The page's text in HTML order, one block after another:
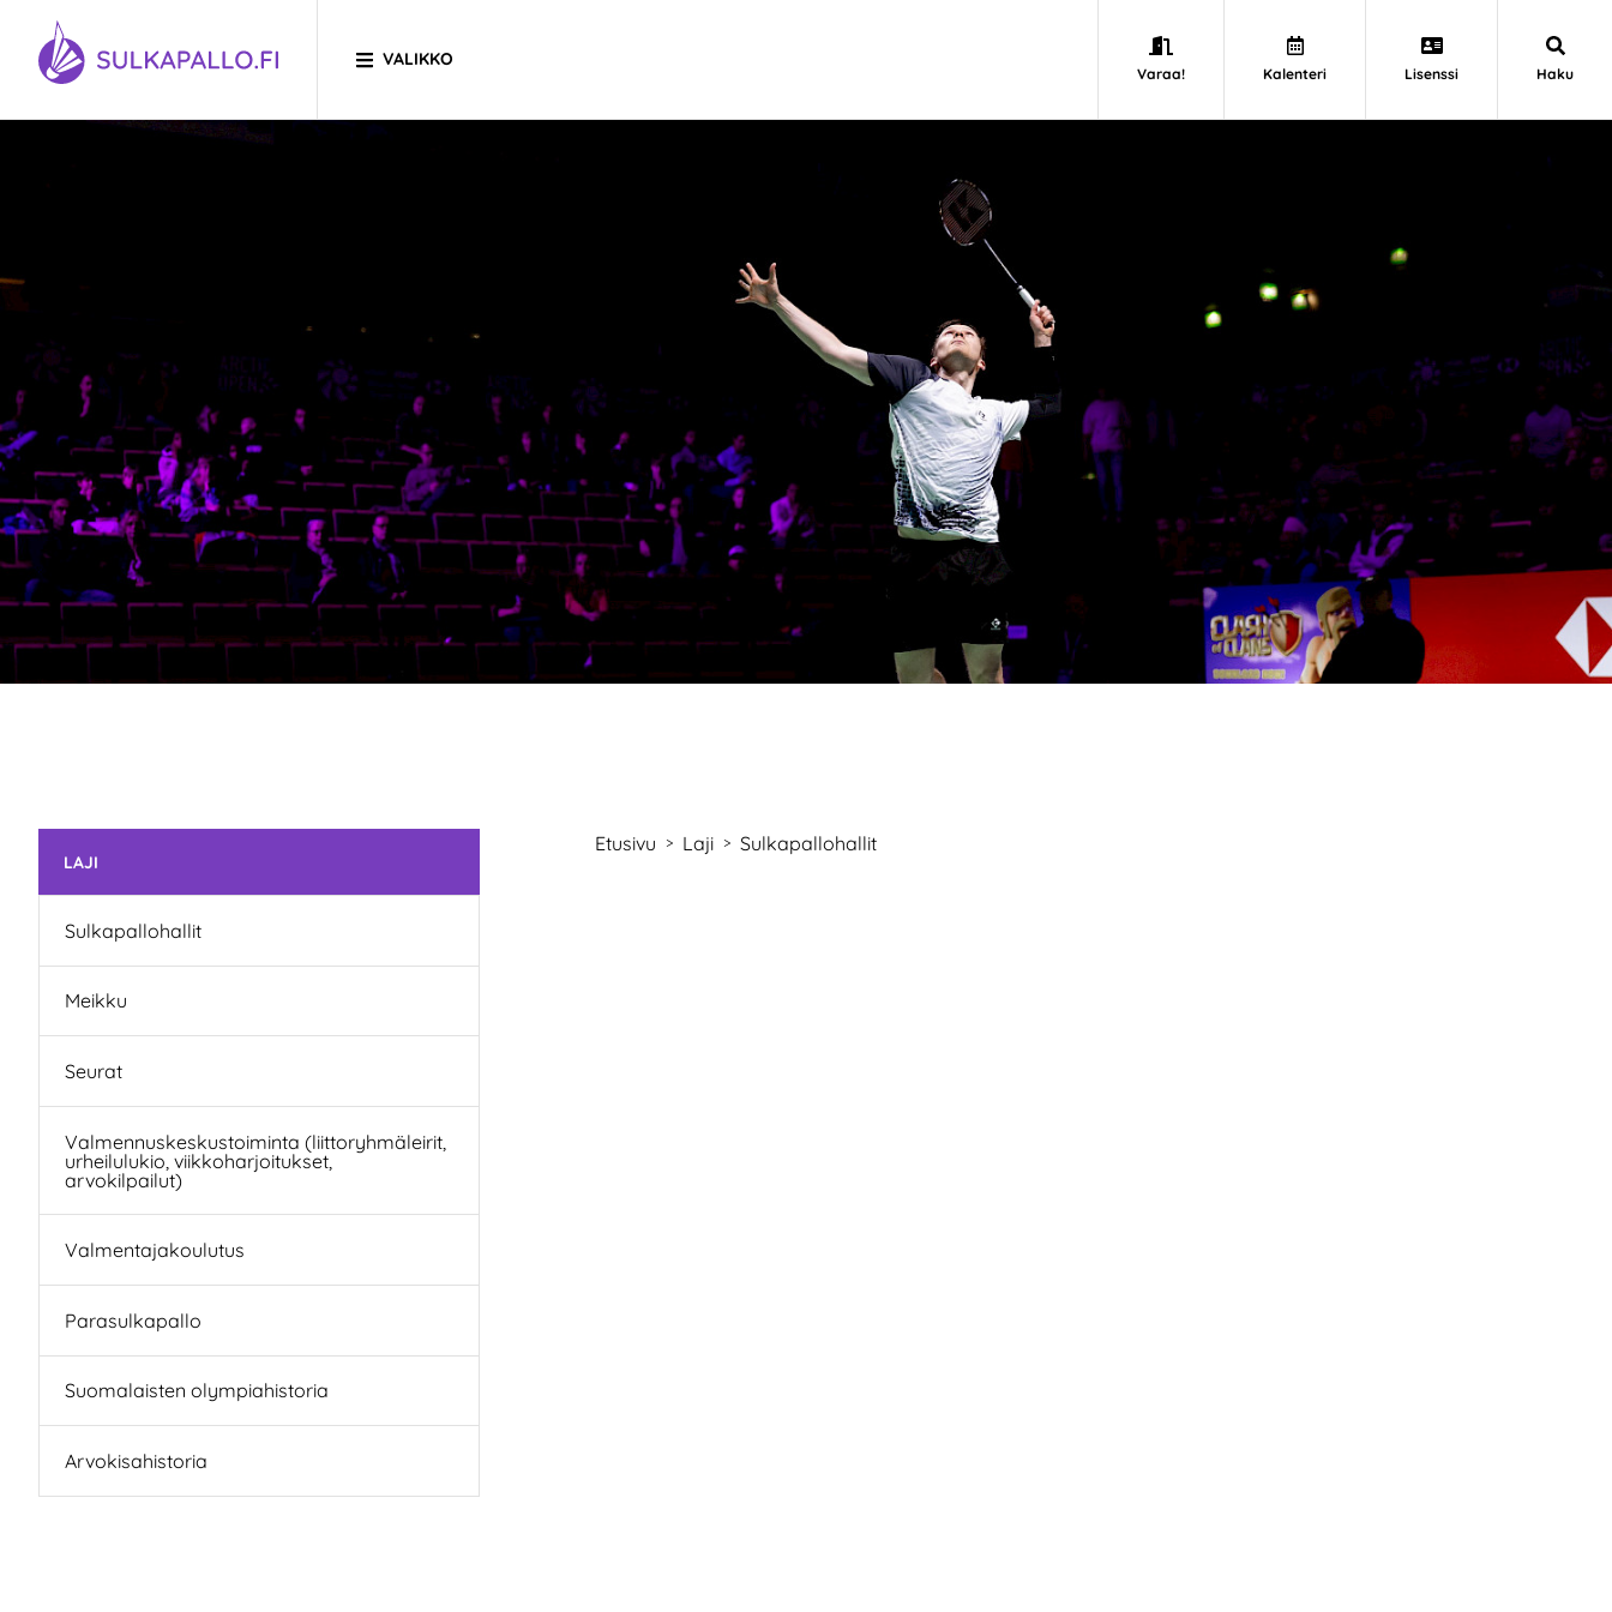
Siirry sivun sisältöön
SIIRRY ETUSIVULLE
VALIKKO
Varaa! Kalenteri Lisenssi Haku
Etusivu > Laji > Sulkapallohallit
Ohita valikko
LAJI
Sulkapallohallit
Meikku
Seurat
Valmennuskeskustoiminta (liittoryhmäleirit,
urheilulukio, viikkoharjoitukset,
arvokilpailut)
Valmentajakoulutus
Parasulkapallo
Suomalaisten olympiahistoria
Arvokisahistoria